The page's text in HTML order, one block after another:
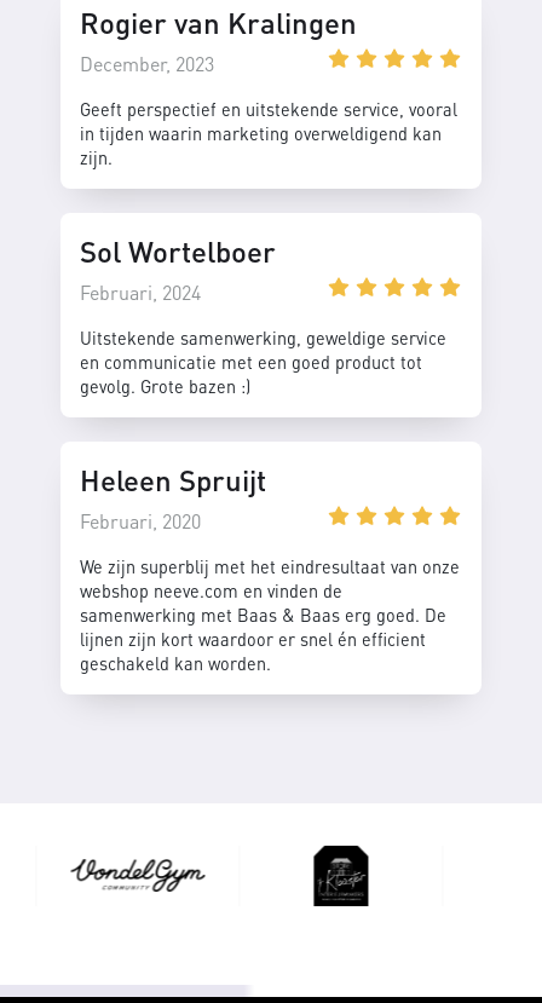
Rogier van Kralingen
December, 2023
Geeft perspectief en uitstekende service, vooral
in tijden waarin marketing overweldigend kan
zijn.
Sol Wortelboer
Februari, 2024
Uitstekende samenwerking, geweldige service
en communicatie met een goed product tot
gevolg. Grote bazen :)
Heleen Spruijt
Februari, 2020
We zijn superblij met het eindresultaat van onze
webshop neeve.com en vinden de
samenwerking met Baas & Baas erg goed. De
lijnen zijn kort waardoor er snel én efficient
geschakeld kan worden.